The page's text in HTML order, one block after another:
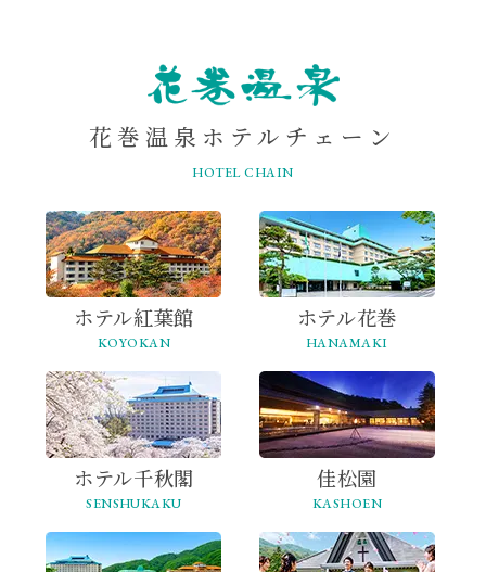
花巻温泉ホテルチェーン
HOTEL CHAIN
ホテル紅葉館
KOYOKAN
ホテル花巻
HANAMAKI
ホテル千秋閣
SENSHUKAKU
佳松園
KASHOEN